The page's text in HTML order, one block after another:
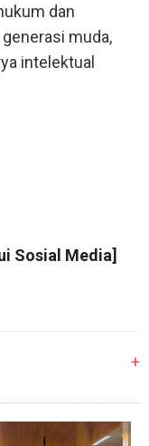
dan
muda,
intelektual
Sosial Media]
+